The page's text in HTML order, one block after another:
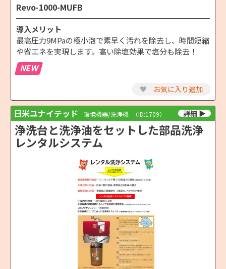
Revo-1000-MUFB
導入メリット
最高圧力9MPaの極小泡で素早く汚れを除去し、時間短縮
や省エネを実現します。高い除塩効果で塩分も除去！
NEW
♥ お気に入り追加
日米ユナイテッド 環境機器/洗浄機 （ID:1709）
浄洗台と洗浄油をセットした部品洗浄
レンタルシステム